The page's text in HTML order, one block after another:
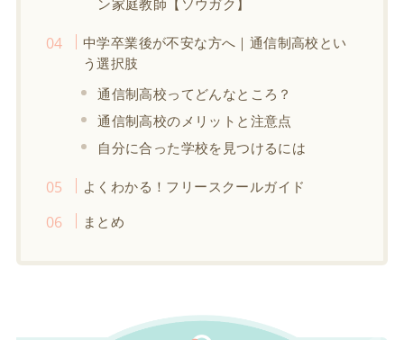
中学卒業後が不安な方へ｜通信制高校とい
う選択肢
通信制高校ってどんなところ？
通信制高校のメリットと注意点
自分に合った学校を見つけるには
よくわかる！フリースクールガイド
まとめ